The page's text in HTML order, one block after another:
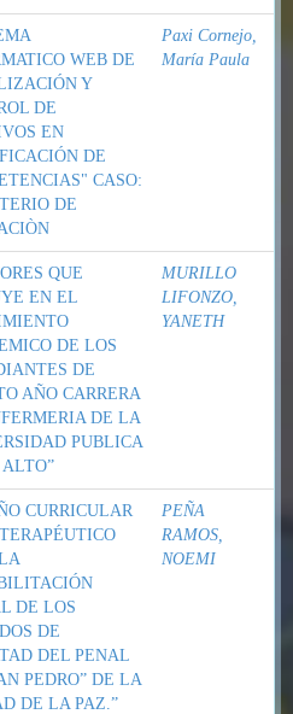
WEB DE
Y
DE
EN
DE
CASO:
DE
Paxi Cornejo,
María Paula
QUE
EN EL
DE LOS
DE
AÑO CARRERA
DE LA
PUBLICA
MURILLO
LIFONZO,
YANETH
CURRICULAR
DE LOS
DE
DEL PENAL
PEDRO” DE LA
DE LA PAZ.”
PEÑA
RAMOS,
NOEMI